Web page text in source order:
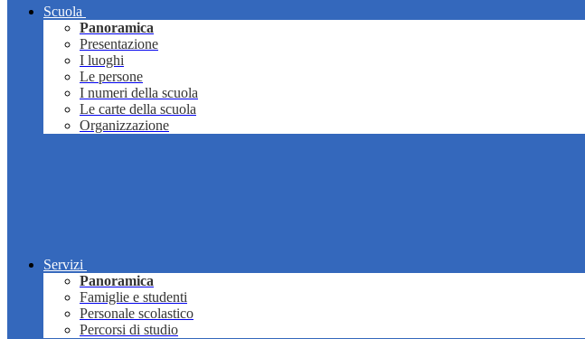
Scuola
Panoramica
Presentazione
I luoghi
Le persone
I numeri della scuola
Le carte della scuola
Organizzazione
Servizi
Panoramica
Famiglie e studenti
Personale scolastico
Percorsi di studio